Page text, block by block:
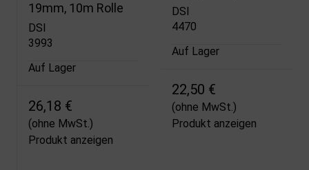
19mm, 10m Rolle
DSI
3993
Auf Lager
26,18 €
(ohne MwSt.)
Produkt anzeigen
DSI
4470
Auf Lager
22,50 €
(ohne MwSt.)
Produkt anzeigen